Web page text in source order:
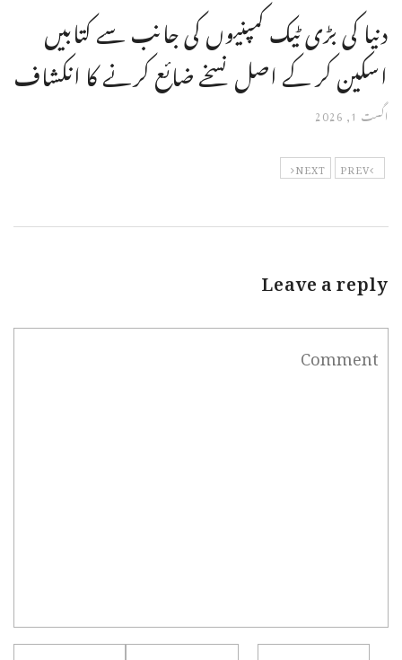
دنیا کی بڑی ٹیک کمپنیوں کی جانب سے کتابیں
اسکین کر کے اصل نسخے ضائع کرنے کا انکشاف
اگست 1, 2026
PREV
NEXT
Leave a reply